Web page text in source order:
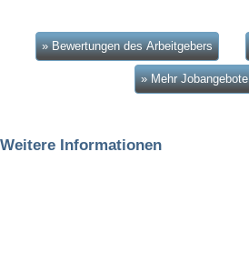
» Bewertungen des Arbeitgebers
» Mehr Jobangebote
Weitere Informationen